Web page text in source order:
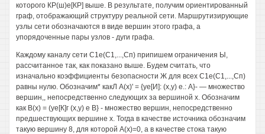
которого КР(ш)е[КР] выше. В результате, получим ориентированный
граф, отображающий структуру реальной сети. Маршрутизирующие
узлы сети обозначаются в виде вершин этого графа, а
упорядоченные пары узлов - дуги графа.
Каждому каналу сети С1е(С1,...,Сп) припишем ограничения Ы,
рассчитанное так, как показано выше. Будем считать, что
изначально коэффициенты безопасности Ж для всех С1е(С1,...,Сп)
равны нулю. Обозначим* какЛ А(х)' = {уе[И]: (х,у) е.: А}- — множество
вершин,, непосредственно следующих за вершиной х. Обозначим
как В(х) = (уе[К]г (х,у) е В} - множество вершин, непосредственно
предшествующих вершине х. Тогда в качестве источника обозначим
такую вершину 8, для которой А(х)=0, а в качестве стока такую